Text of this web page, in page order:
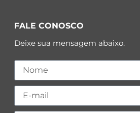
FALE CONOSCO
Deixe sua mensagem abaixo.